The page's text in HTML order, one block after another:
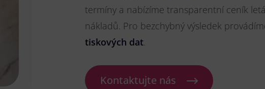
termíny a nabízíme transparentní ceník
nákladů. Pro bezchybný výsledek
tiskových dat.
Kontaktujte nás